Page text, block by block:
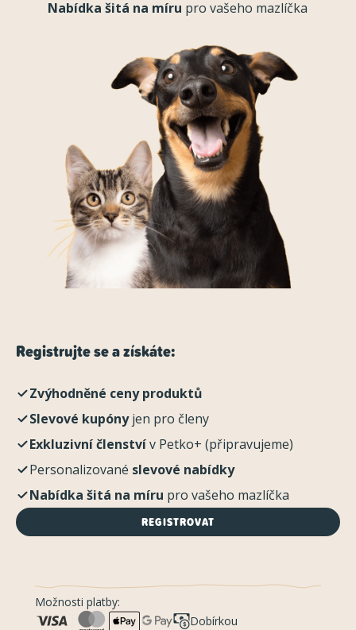
Nabídka šitá na míru pro vašeho mazlíčka
Registrujte se a získáte:
Zvýhodněné ceny produktů
Slevové kupónyjen pro členy
Exkluzivní členstvív Petko+ (připravujeme)
Personalizované slevové nabídky
Nabídka šitá na míru pro vašeho mazlíčka
REGISTROVAT
Možnosti platby:
Dobírkou